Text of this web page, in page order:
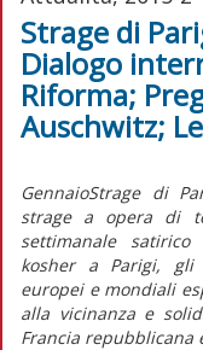
Strage di
Dialogo
Riforma;
Auschwitz;
GennaioStrage di
strage a opera di
settimanale
kosher a Parigi, gli
europei e mondiali
alla vicinanza e
Francia repubblicana